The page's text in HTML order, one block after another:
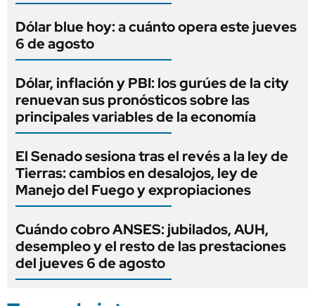
Dólar blue hoy: a cuánto opera este jueves
6 de agosto
Dólar, inflación y PBI: los gurúes de la city
renuevan sus pronósticos sobre las
principales variables de la economía
El Senado sesiona tras el revés a la ley de
Tierras: cambios en desalojos, ley de
Manejo del Fuego y expropiaciones
Cuándo cobro ANSES: jubilados, AUH,
desempleo y el resto de las prestaciones
del jueves 6 de agosto